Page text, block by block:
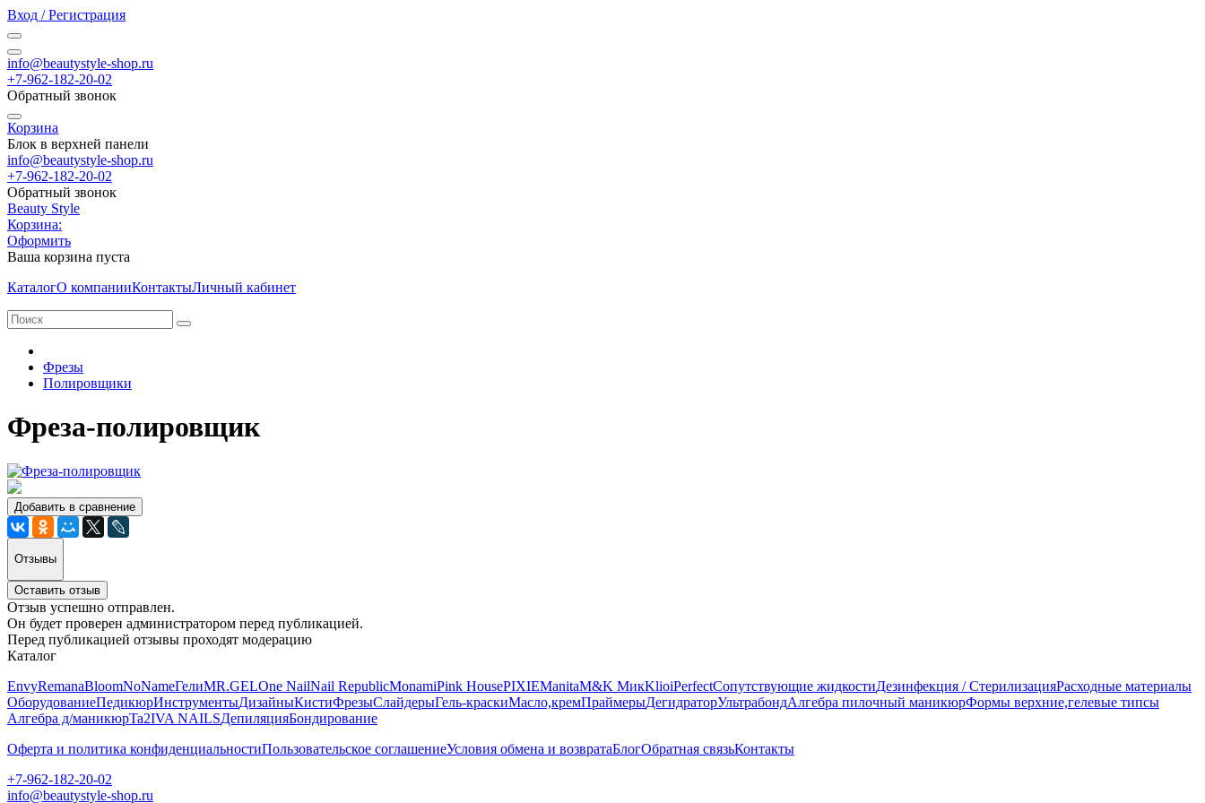
Вход / Регистрация
info@beautystyle-shop.ru
+7-962-182-20-02
Обратный звонок
Корзина
Блок в верхней панели
info@beautystyle-shop.ru
+7-962-182-20-02
Обратный звонок
Beauty Style
Корзина:
Оформить
Ваша корзина пуста
КаталогО компанииКонтактыЛичный кабинет
Фрезы
Полировщики
Фреза-полировщик
Добавить в сравнение
Отзывы
Оставить отзыв
Отзыв успешно отправлен.
Он будет проверен администратором перед публикацией.
Перед публикацией отзывы проходят модерацию
Каталог
EnvyRemanaBloomNoNameГелиMR.GELOne NailNail RepublicMonamiPink HousePIXIEManitaM&K МикKlioiPerfectСопутствующие жидкостиДезинфекция / СтерилизацияРасходные материалы
ОборудованиеПедикюрИнструментыДизайныКистиФрезыСлайдерыГель-краскиМасло,кремПраймерыДегидраторУльтрабондАлгебра пилочный маникюрФормы верхние,гелевые типсы
Алгебра д/маникюрTa2IVA NAILSДепиляцияБондирование
Оферта и политика конфиденциальностиПользовательское соглашениеУсловия обмена и возвратаБлогОбратная связьКонтакты
+7-962-182-20-02
info@beautystyle-shop.ru